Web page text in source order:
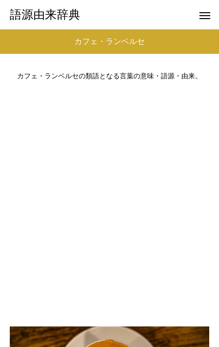
語源由来辞典
カフェ・ランベルセ
カフェ・ランベルセの類語となる言葉の意味・語源・由来。